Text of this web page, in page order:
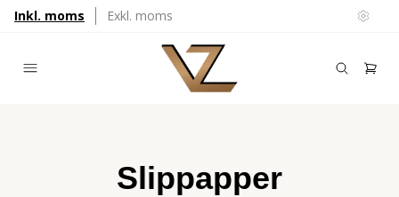
Inkl. moms Exkl. moms
Slippapper